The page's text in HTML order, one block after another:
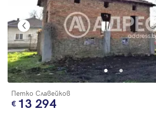
Петко Славейков
13 294